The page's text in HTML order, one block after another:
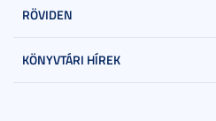
RÖVIDEN
KÖNYVTÁRI HÍREK